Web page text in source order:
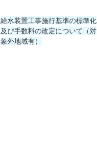
給水装置工事施行基準の標準化
及び手数料の改定について（対
象外地域有）